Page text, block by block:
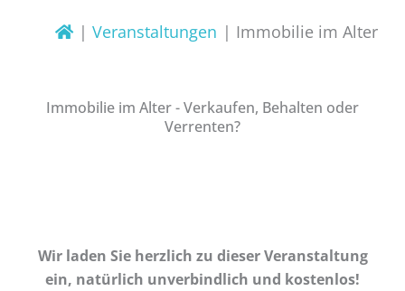
Veranstaltungen Immobilie im Alter
Immobilie im Alter - Verkaufen, Behalten oder
Verrenten?
Wir laden Sie herzlich zu dieser Veranstaltung
ein, natürlich unverbindlich und kostenlos!